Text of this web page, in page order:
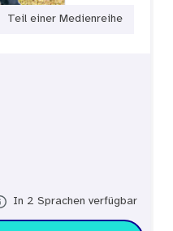
Teil einer Medienreihe
In 2 Sprachen verfügbar